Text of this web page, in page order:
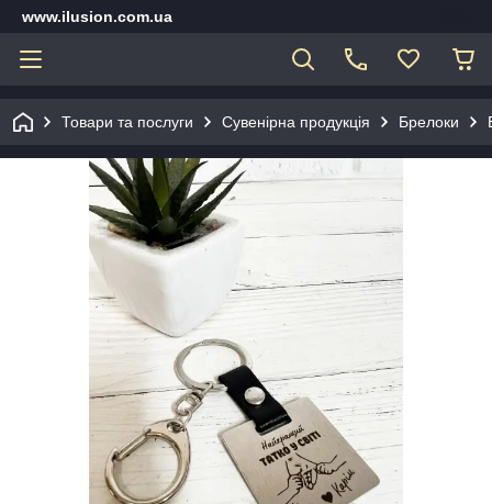
www.ilusion.com.ua
Товари та послуги Сувенірна продукція Брелоки